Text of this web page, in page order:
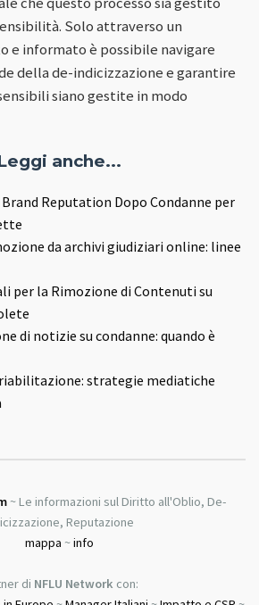
Solo attraverso un
e informato è possibile navigare
della de-indicizzazione e garantire
siano gestite in modo
anche...
Reputation Dopo Condanne per
da archivi giudiziari online: linee
per la Rimozione di Contenuti su
di notizie su condanne: quando è
strategie mediatiche
~ Le informazioni sul Diritto all'Oblio, De-
Reputazione
mappa ~info
di NFLU Network con: